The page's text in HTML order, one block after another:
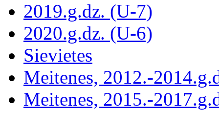
2019.g.dz. (U-7)
2020.g.dz. (U-6)
Sievietes
Meitenes, 2012.-
Meitenes, 2015.-